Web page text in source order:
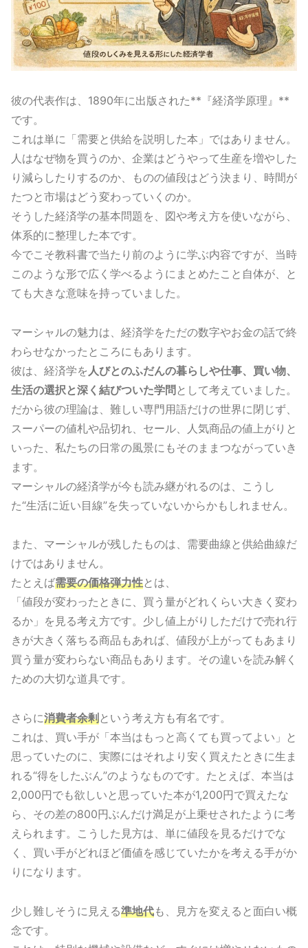
彼の代表作は、1890年に出版された**『経済学原理』**
です。
これは単に「需要と供給を説明した本」ではありません。
人はなぜ物を買うのか、企業はどうやって生産を増やした
り減らしたりするのか、ものの値段はどう決まり、時間が
たつと市場はどう変わっていくのか。
そうした経済学の基本問題を、図や考え方を使いながら、
体系的に整理した本です。
今でこそ教科書で当たり前のように学ぶ内容ですが、当時
このような形で広く学べるようにまとめたこと自体が、と
ても大きな意味を持っていました。
マーシャルの魅力は、経済学をただの数字やお金の話で終
わらせなかったところにもあります。
彼は、経済学を 人びとのふだんの暮らしや仕事、買い物、
生活の選択と深く結びついた学問として考えていました。
だから彼の理論は、難しい専門用語だけの世界に閉じず、
スーパーの値札や品切れ、セール、人気商品の値上がりと
いった、私たちの日常の風景にもそのままつながっていき
ます。
マーシャルの経済学が今も読み継がれるのは、こうし
た“生活に近い目線”を失っていないからかもしれません。
また、マーシャルが残したものは、需要曲線と供給曲線だ
けではありません。
たとえば需要の価格弾力性とは、
「値段が変わったときに、買う量がどれくらい大きく変わ
るか」を見る考え方です。少し値上がりしただけで売れ行
きが大きく落ちる商品もあれば、値段が上がってもあまり
買う量が変わらない商品もあります。その違いを読み解く
ための大切な道具です。
さらに消費者余剰という考え方も有名です。
これは、買い手が「本当はもっと高くても買ってよい」と
思っていたのに、実際にはそれより安く買えたときに生ま
れる“得をしたぶん”のようなものです。たとえば、本当は
2,000円でも欲しいと思っていた本が1,200円で買えたな
ら、その差の800円ぶんだけ満足が上乗せされたように考
えられます。こうした見方は、単に値段を見るだけでな
く、買い手がどれほど価値を感じていたかを考える手がか
りになります。
少し難しそうに見える準地代も、見方を変えると面白い概
念です。